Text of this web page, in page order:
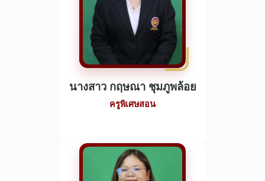
นางสาว กฤษณา ชุมภูพล้อย
ครูพิเศษสอน